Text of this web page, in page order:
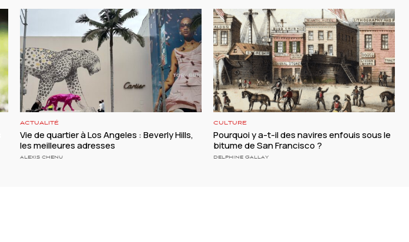
ACTUALITÉ
Vie de quartier à Los Angeles : Beverly Hills,
les meilleures adresses
ALEXIS CHENU
CULTURE
Pourquoi y a-t-il des navires enfouis sous le
bitume de San Francisco ?
DELPHINE GALLAY